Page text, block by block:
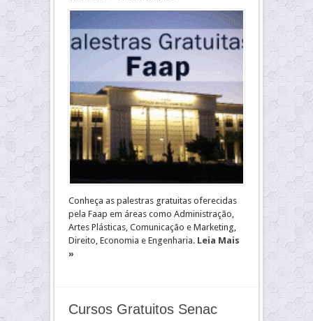
Conheça as palestras gratuitas oferecidas
pela Faap em áreas como Administração,
Artes Plásticas, Comunicação e Marketing,
Direito, Economia e Engenharia. Leia Mais
»
Cursos Gratuitos Senac